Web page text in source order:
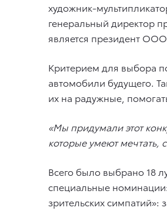
художник-
генеральный директор
является президент
Критерием для выбора
автомобили будущего.
их на радужные,
«Мы придумали этот
которые умеют мечтать,
Всего было выбрано 18
специальные
зрительских